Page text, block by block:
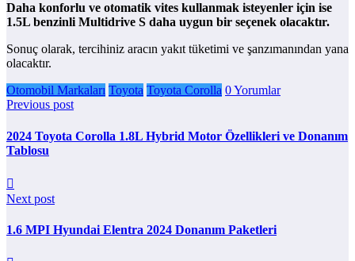
Daha konforlu ve otomatik vites kullanmak isteyenler için ise
1.5L benzinli Multidrive S daha uygun bir seçenek olacaktır.
Sonuç olarak, tercihiniz aracın yakıt tüketimi ve şanzımanından yana
olacaktır.
Otomobil Markaları Toyota Toyota Corolla 0 Yorumlar
Previous post
2024 Toyota Corolla 1.8L Hybrid Motor Özellikleri ve Donanım
Tablosu
Next post
1.6 MPI Hyundai Elentra 2024 Donanım Paketleri